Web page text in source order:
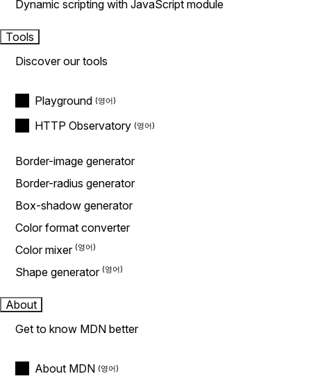
Dynamic scripting with JavaScript module
Tools
Discover our tools
Playground
HTTP Observatory
Border-image generator
Border-radius generator
Box-shadow generator
Color format converter
Color mixer
Shape generator
About
Get to know MDN better
About MDN